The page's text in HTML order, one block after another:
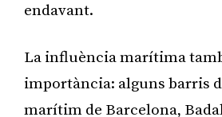
endavant.
La influència marítima
importància: alguns barris
marítim de Barcelona,